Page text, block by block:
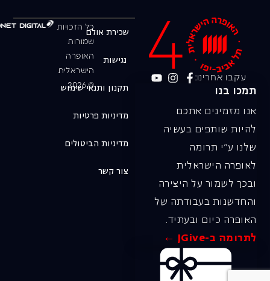
עקבו אחרינו:
תמכו בנו
אנו מזמינים אתכם
להיות שותפים בעשיה
שלנו ע"י תרומה
לאופרה הישראלית
ובכך לשמור על היצירה
והחדשנות בעבודתה של
האופרה כיום ובעתיד.
לתרומה ב-JGive ←
כל הזכויות
שמורות
האופרה
הישראלית
© 2026
שכירת אולם
נגישות
תקנון ותנאי שימוש
מדיניות פרטיות
מדיניות הביטולים
צור קשר